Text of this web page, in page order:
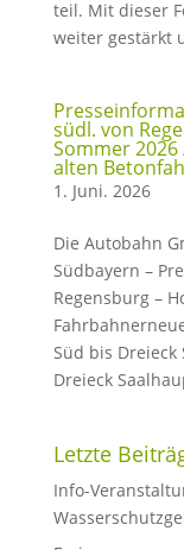
teil. Mit dieser
weiter gestärkt
südl. von
Sommer
alten
1. Juni. 2026
Die Autobahn
Südbayern –
Regensburg –
Süd bis
Dreieck
Letzte
Info-